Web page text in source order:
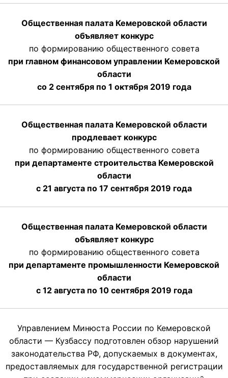
Общественная палата Кемеровской области
объявляет конкурс
по формированию общественного совета
при главном финансовом управлении Кемеровской
области
со 2 сентября по 1 октября 2019 года
Общественная палата Кемеровской области
продлевает конкурс
по формированию общественного совета
при департаменте строительства Кемеровской
области
с 21 августа по 17 сентября 2019 года
Общественная палата Кемеровской области
объявляет конкурс
по формированию общественного совета
при департаменте промышленности Кемеровской
области
с 12 августа по 10 сентября 2019 года
Управлением Минюста России по Кемеровской
области — Кузбассу подготовлен обзор нарушений
законодательства РФ, допускаемых в документах,
предоставляемых для государственной регистрации